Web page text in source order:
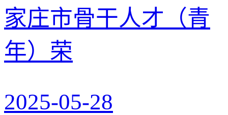
家庄市骨干人才（青
年）荣
2025-05-28